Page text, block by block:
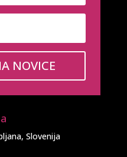
NOVICE
Slovenija